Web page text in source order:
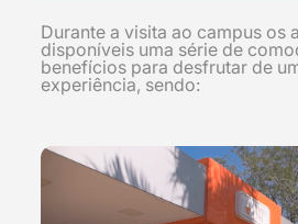
Durante a visita ao campus os
disponíveis uma série de
benefícios para desfrutar de
experiência, sendo: